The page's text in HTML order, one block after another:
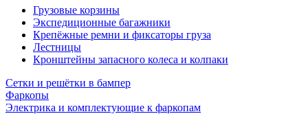
Грузовые корзины
Экспедиционные багажники
Крепёжные ремни и фиксаторы груза
Лестницы
Кронштейны запасного колеса и колпаки
Сетки и решётки в бампер
Фаркопы
Электрика и комплектующие к фаркопам